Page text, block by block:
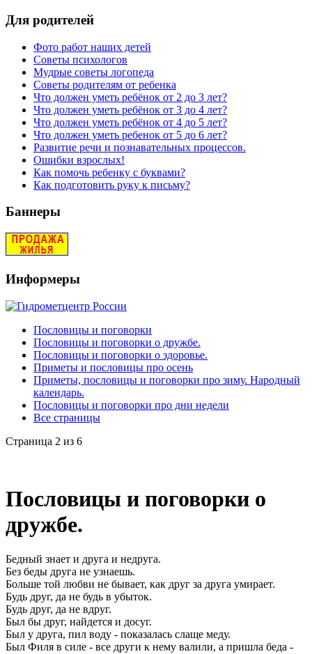
Для родителей
Фото работ наших детей
Советы психологов
Мудрые советы логопеда
Советы родителям от ребенка
Что должен уметь ребёнок от 2 до 3 лет?
Что должен уметь ребёнок от 3 до 4 лет?
Что должен уметь ребёнок от 4 до 5 лет?
Что должен уметь ребенок от 5 до 6 лет?
Развитие речи и познавательных процессов.
Ошибки взрослых!
Как помочь ребенку с буквами?
Как подготовить руку к письму?
Баннеры
Информеры
Пословицы и поговорки
Пословицы и поговорки о дружбе.
Пословицы и поговорки о здоровье.
Приметы и пословицы про осень
Приметы, пословицы и поговорки про зиму. Народный
календарь.
Пословицы и поговорки про дни недели
Все страницы
Страница 2 из 6
Пословицы и поговорки о
дружбе.
Бедный знает и друга и недруга.
Без беды друга не узнаешь.
Больше той любви не бывает, как друг за друга умирает.
Будь друг, да не будь в убыток.
Будь друг, да не вдруг.
Был бы друг, найдется и досуг.
Был у друга, пил воду - показалась слаще меду.
Был Филя в силе - все други к нему валили, а пришла беда -